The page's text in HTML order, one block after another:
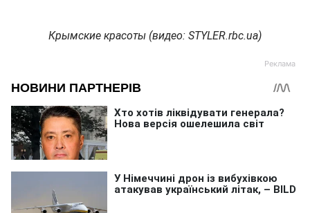
Крымские красоты (видео: STYLER.rbc.ua)